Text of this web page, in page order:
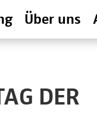
Über uns
DER